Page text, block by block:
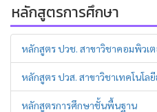
หลักสูตรการศึกษา
หลักสูตร ปวช. สาขาวิชาคอมพิวเต
หลักสูตร ปวส. สาขาวิชาเทคโนโล
หลักสูตรการศึกษาชั้นพื้นฐาน